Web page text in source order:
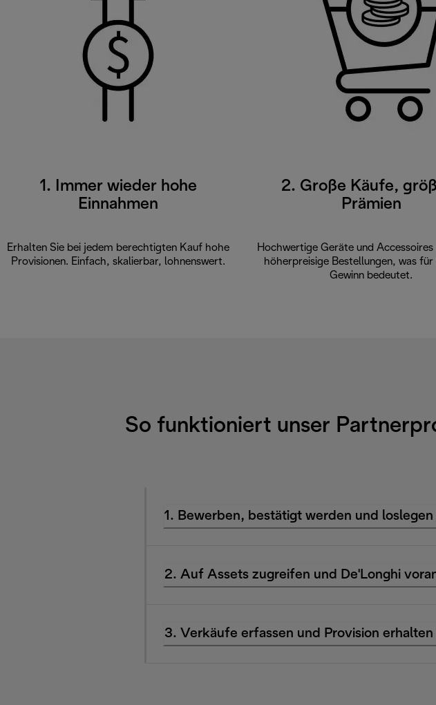
1. Immer wieder hohe
Einnahmen
Erhalten Sie bei jedem berechtigten Kauf hohe
Provisionen. Einfach, skalierbar, lohnenswert.
2. Große Käufe,
Prämien
Hochwertige Geräte und
höherpreisige Bestellungen, was für
Gewinn bedeutet.
So funktioniert unser
1. Bewerben, bestätigt werden und loslegen
2. Auf Assets zugreifen und De'Longhi
3. Verkäufe erfassen und Provision erhalten